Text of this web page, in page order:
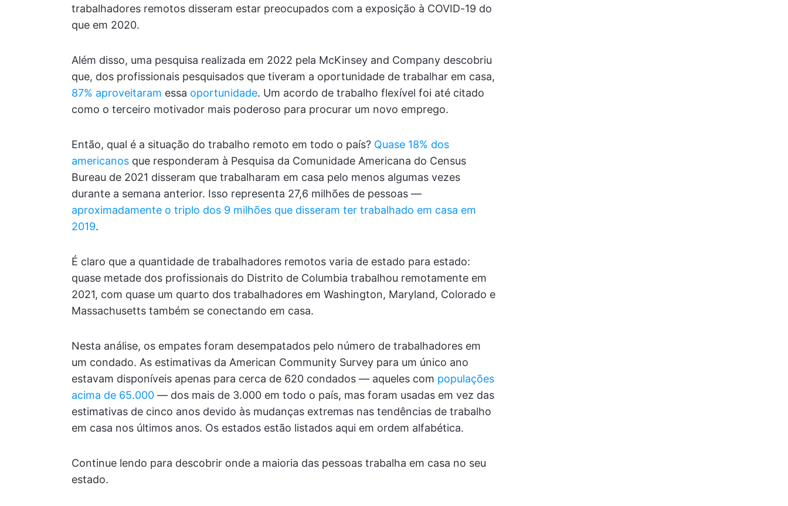
trabalhadores remotos disseram estar preocupados com a exposição à COVID-19 do
que em 2020.
Além disso, uma pesquisa realizada em 2022 pela McKinsey and Company descobriu
que, dos profissionais pesquisados que tiveram a oportunidade de trabalhar em casa,
87% aproveitaram essa oportunidade. Um acordo de trabalho flexível foi até citado
como o terceiro motivador mais poderoso para procurar um novo emprego.
Então, qual é a situação do trabalho remoto em todo o país? Quase 18% dos
americanos que responderam à Pesquisa da Comunidade Americana do Census
Bureau de 2021 disseram que trabalharam em casa pelo menos algumas vezes
durante a semana anterior. Isso representa 27,6 milhões de pessoas —
aproximadamente o triplo dos 9 milhões que disseram ter trabalhado em casa em
2019.
É claro que a quantidade de trabalhadores remotos varia de estado para estado:
quase metade dos profissionais do Distrito de Columbia trabalhou remotamente em
2021, com quase um quarto dos trabalhadores em Washington, Maryland, Colorado e
Massachusetts também se conectando em casa.
Nesta análise, os empates foram desempatados pelo número de trabalhadores em
um condado. As estimativas da American Community Survey para um único ano
estavam disponíveis apenas para cerca de 620 condados — aqueles com populações
acima de 65.000 — dos mais de 3.000 em todo o país, mas foram usadas em vez das
estimativas de cinco anos devido às mudanças extremas nas tendências de trabalho
em casa nos últimos anos. Os estados estão listados aqui em ordem alfabética.
Continue lendo para descobrir onde a maioria das pessoas trabalha em casa no seu
estado.